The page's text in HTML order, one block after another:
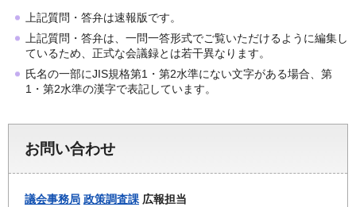
上記質問・答弁は速報版です。
上記質問・答弁は、一問一答形式でご覧いただけるように編集し
ているため、正式な会議録とは若干異なります。
氏名の一部にJIS規格第1・第2水準にない文字がある場合、第
1・第2水準の漢字で表記しています。
お問い合わせ
議会事務局 政策調査課 広報担当